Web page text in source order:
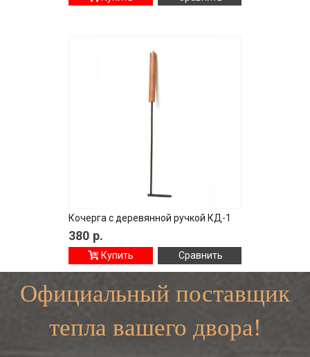
Кочерга с деревянной ручкой КД-1
380 р.
Купить Сравнить
Официальный поставщик
тепла вашего двора!